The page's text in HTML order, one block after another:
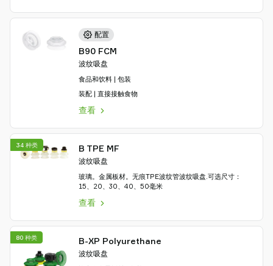
配置
B90 FCM
波纹吸盘
食品和饮料 | 包装
装配 | 直接接触食物
查看
B TPE MF
波纹吸盘
玻璃。金属板材。无痕TPE波纹管波纹吸盘.可选尺寸：
15、20、30、40、50毫米
查看
34 种类
B-XP Polyurethane
波纹吸盘
80 种类